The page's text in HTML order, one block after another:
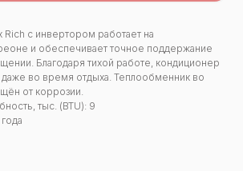
Rich с инвертором работает на
и обеспечивает точное поддержание
Благодаря тихой работе, кондиционер
во время отдыха. Теплообменник во
от коррозии.
тыс. (BTU): 9